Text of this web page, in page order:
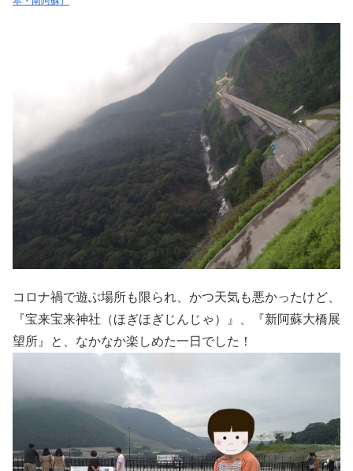
コロナ禍で遊ぶ場所も限られ、かつ天気も悪かったけど、
『宝来宝来神社（ほぎほぎじんじゃ）』、『新阿蘇大橋展
望所』と、なかなか楽しめた一日でした！